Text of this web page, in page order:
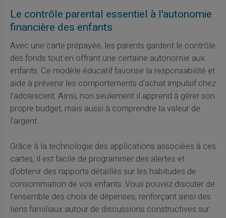
Le contrôle parental essentiel à l'autonomie
financière des enfants
Avec une carte prépayée, les parents gardent le contrôle
des fonds tout en offrant une certaine autonomie aux
enfants. Ce modèle éducatif favorise la responsabilité et
aide à prévenir les comportements d'achat impulsif chez
l'adolescent. Ainsi, non seulement il apprend à gérer son
propre budget, mais aussi à comprendre la valeur de
l'argent.
Grâce à la technologie des applications associées à ces
cartes, il est facile de programmer des alertes et
d'obtenir des rapports détaillés sur les habitudes de
consommation de vos enfants. Vous pouvez discuter de
l'ensemble des choix de dépenses, renforçant ainsi des
liens familiaux autour de discussions constructives sur